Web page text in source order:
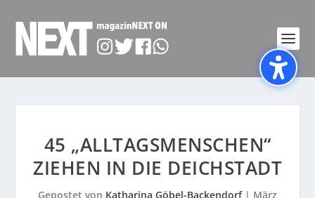
45 „ALLTAGSMENSCHEN“
ZIEHEN IN DIE DEICHSTADT
Gepostet von Katharina Göbel-Backendorf| März